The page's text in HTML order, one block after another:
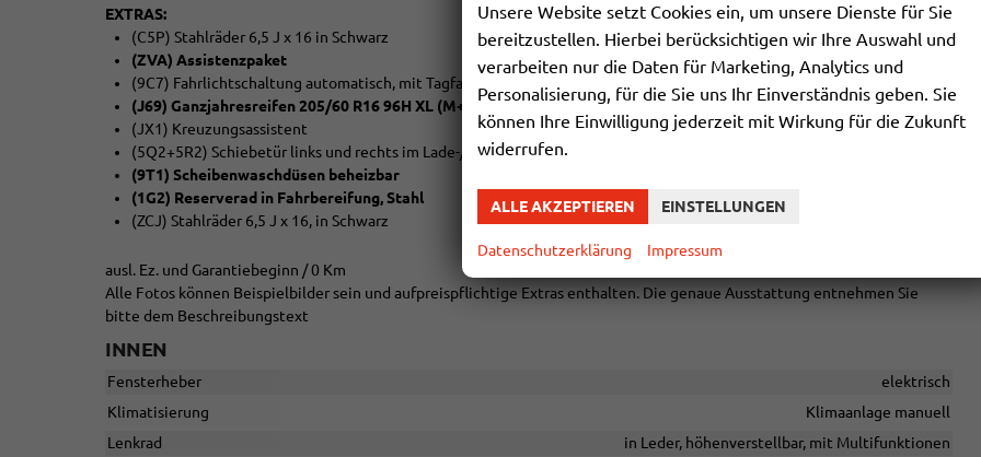
EXTRAS:
(C5P) Stahlräder 6,5 J x 16 in Schwarz
(ZVA) Assistenzpaket
(9C7) Fahrlichtschaltung automatisch, mit Tagfahrlicht
(J69) Ganzjahresreifen 205/60 R16 96H XL (M+S Kennung inkl. Schneeflocke)
(JX1) Kreuzungsassistent
(5Q2+5R2) Schiebetür links und rechts im Lade-/Fahrgastraum
(9T1) Scheibenwaschdüsen beheizbar
(1G2) Reserverad in Fahrbereifung, Stahl
(ZCJ) Stahlräder 6,5 J x 16, in Schwarz
ausl. Ez. und Garantiebeginn / 0 Km
Alle Fotos können Beispielbilder sein und aufpreispflichtige Extras enthalten. Die genaue Ausstattung entnehmen Sie
bitte dem Beschreibungstext
INNEN
Fensterheber
elektrisch
Klimatisierung
Klimaanlage manuell
Lenkrad
in Leder, höhenverstellbar, mit Multifunktionen
Unsere Website setzt Cookies ein, um unsere Dienste für Sie
bereitzustellen. Hierbei berücksichtigen wir Ihre Auswahl und
verarbeiten nur die Daten für Marketing, Analytics und
Personalisierung, für die Sie uns Ihr Einverständnis geben. Sie
können Ihre Einwilligung jederzeit mit Wirkung für die Zukunft
widerrufen.
ALLE AKZEPTIEREN EINSTELLUNGEN
Datenschutzerklärung Impressum